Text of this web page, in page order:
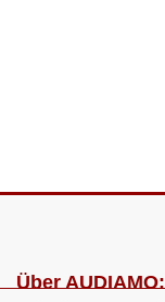
Über AUDIAMO: